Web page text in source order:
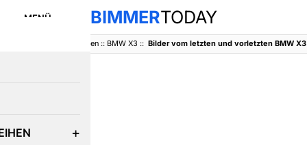
MENÜ BIMMERTODAY
Baureihen:: BMW X3 ::